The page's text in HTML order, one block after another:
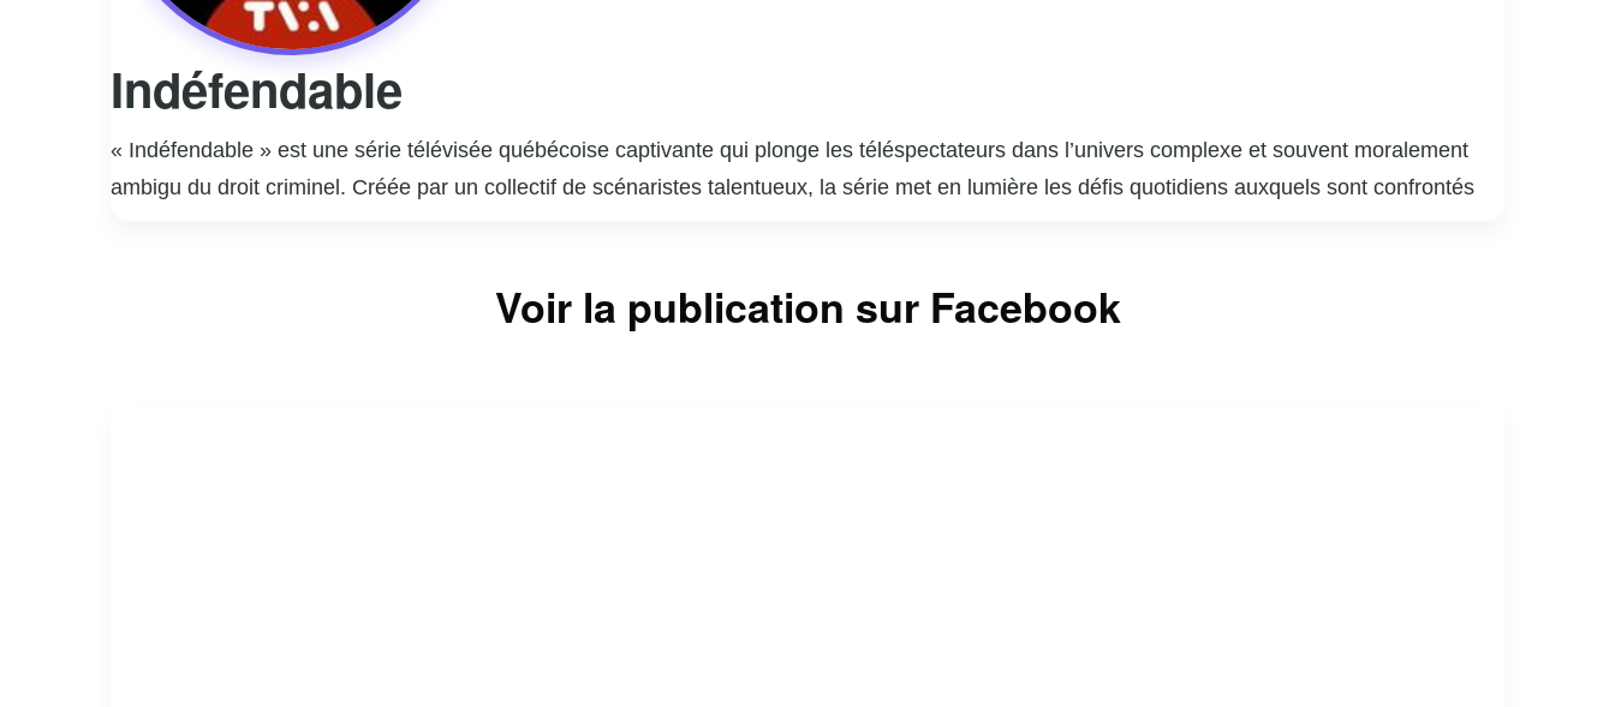
Indéfendable
« Indéfendable » est une série télévisée québécoise captivante qui plonge les téléspectateurs dans l’univers complexe et souvent moralement
ambigu du droit criminel. Créée par un collectif de scénaristes talentueux, la série met en lumière les défis quotidiens auxquels sont confrontés
performances remarquables de ses acteurs principaux, « Indéfendable » réussit à captiver son audience en mêlant drame, suspense et réflexion
sociale. La série invite les spectateurs à questionner leurs propres perceptions de la culpabilité et de l’innocence, tout en offrant un regard
Voir la publication sur Facebook